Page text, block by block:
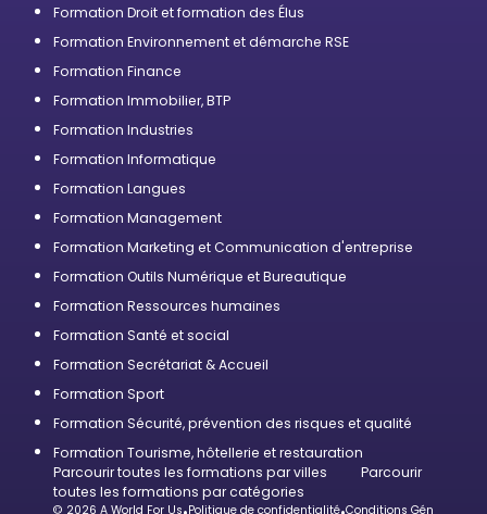
Formation Droit et formation des Élus
Formation Environnement et démarche RSE
Formation Finance
Formation Immobilier, BTP
Formation Industries
Formation Informatique
Formation Langues
Formation Management
Formation Marketing et Communication d'entreprise
Formation Outils Numérique et Bureautique
Formation Ressources humaines
Formation Santé et social
Formation Secrétariat & Accueil
Formation Sport
Formation Sécurité, prévention des risques et qualité
Formation Tourisme, hôtellerie et restauration
Parcourir toutes les formations par villes
Parcourir
toutes les formations par catégories
© 2026 A World For Us Politique de confidentialité Conditions Générales